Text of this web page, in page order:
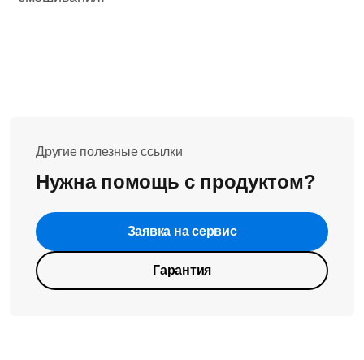
Другие полезные ссылки
Нужна помощь с продуктом?
Заявка на сервис
Гарантия